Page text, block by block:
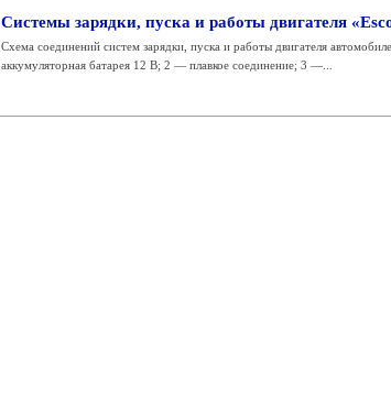
Системы зарядки, пуска и работы двигателя
Схема соединений систем зарядки, пуска и работы двигателя
аккумуляторная батарея 12 В; 2 — плавкое соединение; 3 —...